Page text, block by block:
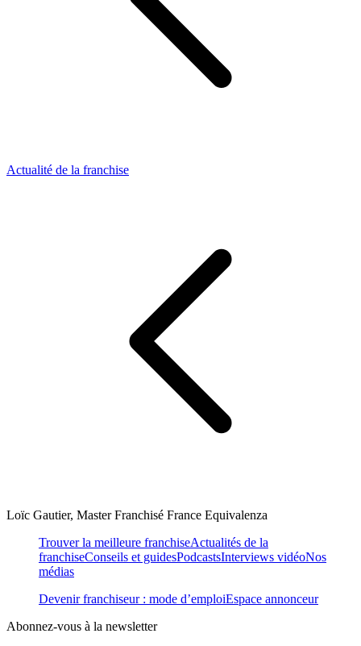
Actualité de la franchise
Loïc Gautier, Master Franchisé France Equivalenza
Trouver la meilleure franchiseActualités de la
franchiseConseils et guidesPodcastsInterviews vidéoNos
médias
Devenir franchiseur : mode d’emploiEspace annonceur
Abonnez-vous à la newsletter